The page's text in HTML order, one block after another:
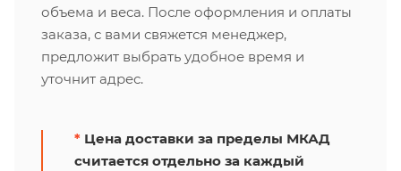
объема и веса. После оформления и оплаты
заказа, с вами свяжется менеджер,
предложит выбрать удобное время и
уточнит адрес.
* Цена доставки за пределы МКАД
считается отдельно за каждый